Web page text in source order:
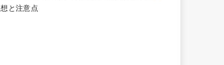
想と注意点